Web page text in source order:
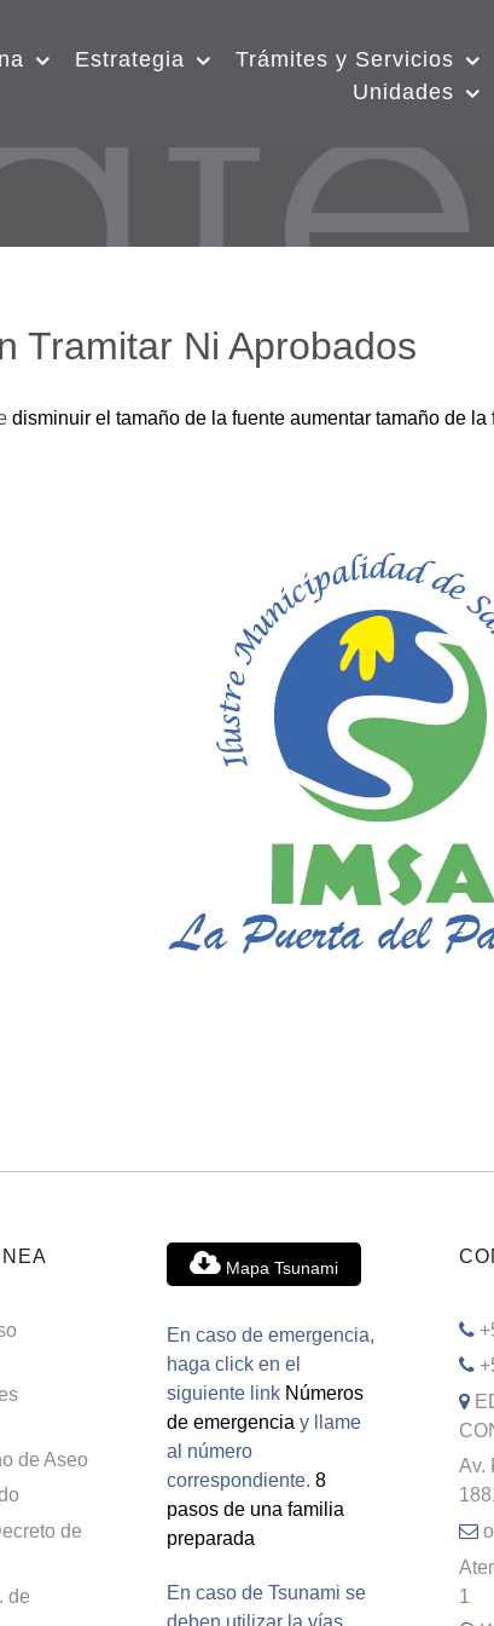
Estrategia
Trámites y Servicios
Unidades
Tramitar Ni Aprobados
disminuir el tamaño de la fuente aumentar tamaño de la
de Aseo
de
de
Mapa Tsunami
En caso de emergencia,
haga click en el
siguiente link Números
de emergencia y llame
al número
correspondiente. 8
pasos de una familia
preparada
En caso de Tsunami se
deben utilizar la vías
Av.
1